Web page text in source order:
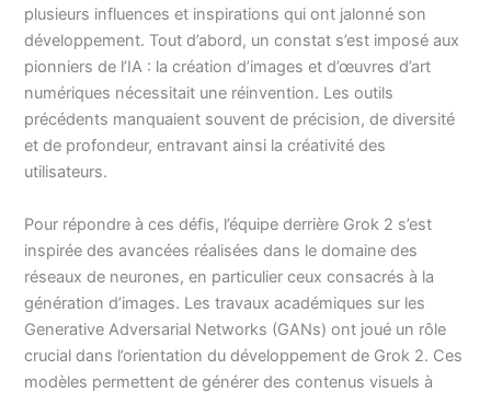
plusieurs influences et inspirations qui ont jalonné son
développement. Tout d’abord, un constat s’est imposé aux
pionniers de l’IA : la création d’images et d’œuvres d’art
numériques nécessitait une réinvention. Les outils
précédents manquaient souvent de précision, de diversité
et de profondeur, entravant ainsi la créativité des
utilisateurs.
Pour répondre à ces défis, l’équipe derrière Grok 2 s’est
inspirée des avancées réalisées dans le domaine des
réseaux de neurones, en particulier ceux consacrés à la
génération d’images. Les travaux académiques sur les
Generative Adversarial Networks (GANs) ont joué un rôle
crucial dans l’orientation du développement de Grok 2. Ces
modèles permettent de générer des contenus visuels à